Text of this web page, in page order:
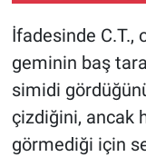
İfadesinde C.T.,
geminin baş
simidi
çizdiğini, ancak
görmediği için